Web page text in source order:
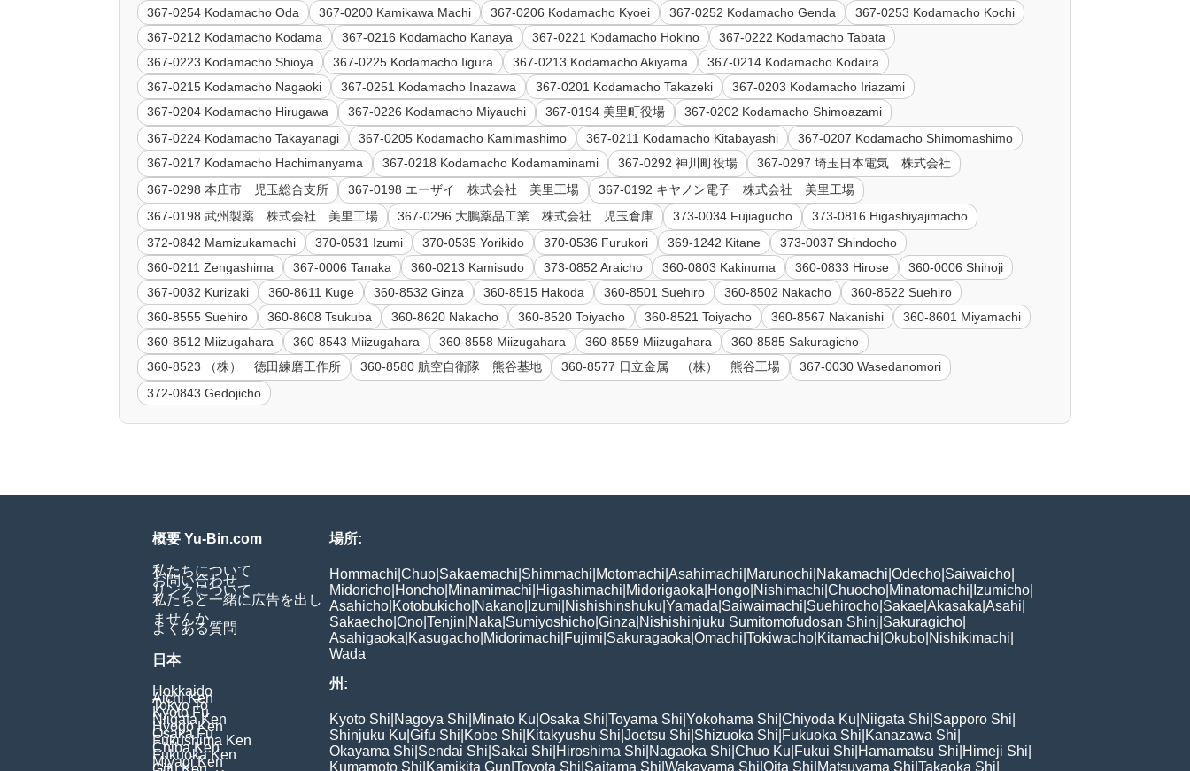
367-0254 Kodamacho Oda
367-0200 Kamikawa Machi 367-0206 Kodamacho Kyoei 367-0252 Kodamacho Genda
367-0253 Kodamacho Kochi
367-0212 Kodamacho Kodama
367-0216 Kodamacho Kanaya 367-0221 Kodamacho Hokino
367-0222 Kodamacho Tabata
367-0223 Kodamacho Shioya
367-0225 Kodamacho Iigura 367-0213 Kodamacho Akiyama
367-0214 Kodamacho Kodaira
367-0215 Kodamacho Nagaoki
367-0251 Kodamacho Inazawa 367-0201 Kodamacho Takazeki
367-0203 Kodamacho Iriazami
367-0204 Kodamacho Hirugawa
367-0226 Kodamacho Miyauchi 367-0194 美里町役場
367-0202 Kodamacho Shimoazami
367-0224 Kodamacho Takayanagi
367-0205 Kodamacho Kamimashimo 367-0211 Kodamacho Kitabayashi
367-0207 Kodamacho Shimomashimo
367-0217 Kodamacho Hachimanyama
367-0218 Kodamacho Kodamaminami 367-0292 神川町役場
367-0297 埼玉日本電気 株式会社
367-0298 本庄市 児玉総合支所
367-0198 エーザイ 株式会社 美里工場
367-0192 キヤノン電子 株式会社 美里工場
367-0198 武州製薬 株式会社 美里工場
367-0296 大鵬薬品工業 株式会社 児玉倉庫 373-0034 Fujiagucho
373-0816 Higashiyajimacho
372-0842 Mamizukamachi
370-0531 Izumi 370-0535 Yorikido 370-0536 Furukori 369-1242 Kitane
373-0037 Shindocho
360-0211 Zengashima
367-0006 Tanaka 360-0213 Kamisudo 373-0852 Araicho 360-0803 Kakinuma 360-0833 Hirose
360-0006 Shihoji
367-0032 Kurizaki
360-8611 Kuge 360-8532 Ginza 360-8515 Hakoda 360-8501 Suehiro 360-8502 Nakacho
360-8522 Suehiro
360-8555 Suehiro
360-8608 Tsukuba 360-8620 Nakacho 360-8520 Toiyacho 360-8521 Toiyacho 360-8567 Nakanishi
360-8601 Miyamachi
360-8512 Miizugahara
360-8543 Miizugahara 360-8558 Miizugahara 360-8559 Miizugahara
360-8585 Sakuragicho
360-8523 （株） 徳田練磨工作所
360-8580 航空自衛隊 熊谷基地 360-8577 日立金属 （株） 熊谷工場
367-0030 Wasedanomori
372-0843 Gedojicho
概要 Yu-Bin.com
私たちについて
お問い合わせ
リンクについて
私たちと一緒に広告を出し
ませんか
よくある質問
日本
Hokkaido
Aichi Ken
Tokyo To
Kyoto Fu
Niigata Ken
Hyogo Ken
Osaka Fu
Fukushima Ken
Chiba Ken
Fukuoka Ken
Miyagi Ken
場所:
Hommachi Chuo Sakaemachi Shimmachi Motomachi Asahimachi Marunochi Nakamachi Odecho Saiwaicho
Midoricho Honcho Minamimachi Higashimachi Midorigaoka Hongo Nishimachi Chuocho Minatomachi Izumicho
Asahicho Kotobukicho Nakano Izumi Nishishinshuku Yamada Saiwaimachi Suehirocho Sakae Akasaka Asahi
Sakaecho Ono Tenjin Naka Sumiyoshicho Ginza Nishishinjuku Sumitomofudosan Shinj Sakuragicho
Asahigaoka Kasugacho Midorimachi Fujimi Sakuragaoka Omachi Tokiwacho Kitamachi Okubo Nishikimachi
Wada
州:
Kyoto Shi Nagoya Shi Minato Ku Osaka Shi Toyama Shi Yokohama Shi Chiyoda Ku Niigata Shi Sapporo Shi
Shinjuku Ku Gifu Shi Kobe Shi Kitakyushu Shi Joetsu Shi Shizuoka Shi Fukuoka Shi Kanazawa Shi
Okayama Shi Sendai Shi Sakai Shi Hiroshima Shi Nagaoka Shi Chuo Ku Fukui Shi Hamamatsu Shi Himeji Shi
Kumamoto Shi Kamikita Gun Toyota Shi Saitama Shi Wakayama Shi Oita Shi Matsuyama Shi Takaoka Shi